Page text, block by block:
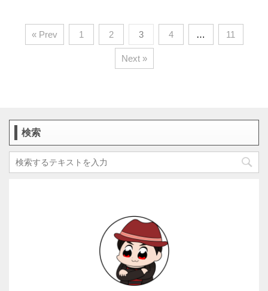
« Prev 1 2 3 4 … 11
Next »
検索